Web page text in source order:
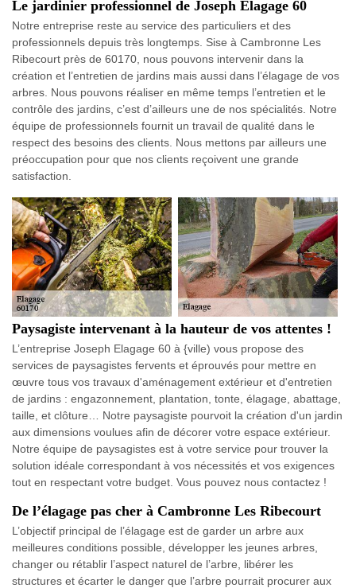
Le jardinier professionnel de Joseph Elagage 60
Notre entreprise reste au service des particuliers et des
professionnels depuis très longtemps. Sise à Cambronne Les
Ribecourt près de 60170, nous pouvons intervenir dans la
création et l’entretien de jardins mais aussi dans l’élagage de vos
arbres. Nous pouvons réaliser en même temps l’entretien et le
contrôle des jardins, c’est d’ailleurs une de nos spécialités. Notre
équipe de professionnels fournit un travail de qualité dans le
respect des besoins des clients. Nous mettons par ailleurs une
préoccupation pour que nos clients reçoivent une grande
satisfaction.
Paysagiste intervenant à la hauteur de vos attentes !
L’entreprise Joseph Elagage 60 à {ville) vous propose des
services de paysagistes fervents et éprouvés pour mettre en
œuvre tous vos travaux d'aménagement extérieur et d'entretien
de jardins : engazonnement, plantation, tonte, élagage, abattage,
taille, et clôture… Notre paysagiste pourvoit la création d'un jardin
aux dimensions voulues afin de décorer votre espace extérieur.
Notre équipe de paysagistes est à votre service pour trouver la
solution idéale correspondant à vos nécessités et vos exigences
tout en respectant votre budget. Vous pouvez nous contactez !
De l’élagage pas cher à Cambronne Les Ribecourt
L’objectif principal de l’élagage est de garder un arbre aux
meilleures conditions possible, développer les jeunes arbres,
changer ou rétablir l’aspect naturel de l’arbre, libérer les
structures et écarter le danger que l’arbre pourrait procurer aux